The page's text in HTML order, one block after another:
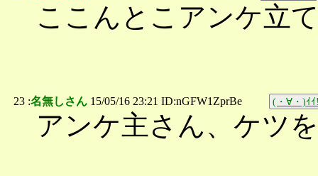
ここんとこアンケ立
23 :名無しさん 15/05/16 23:21 ID:nGFW1ZprBe (・∀・)ｲ
アンケ主さん、ケツ